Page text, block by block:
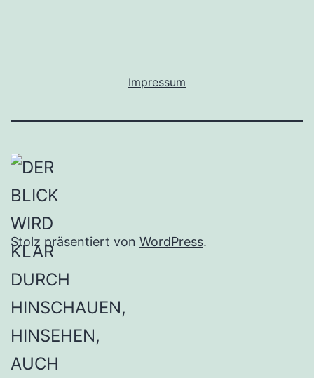
Impressum
Stolz präsentiert von WordPress.